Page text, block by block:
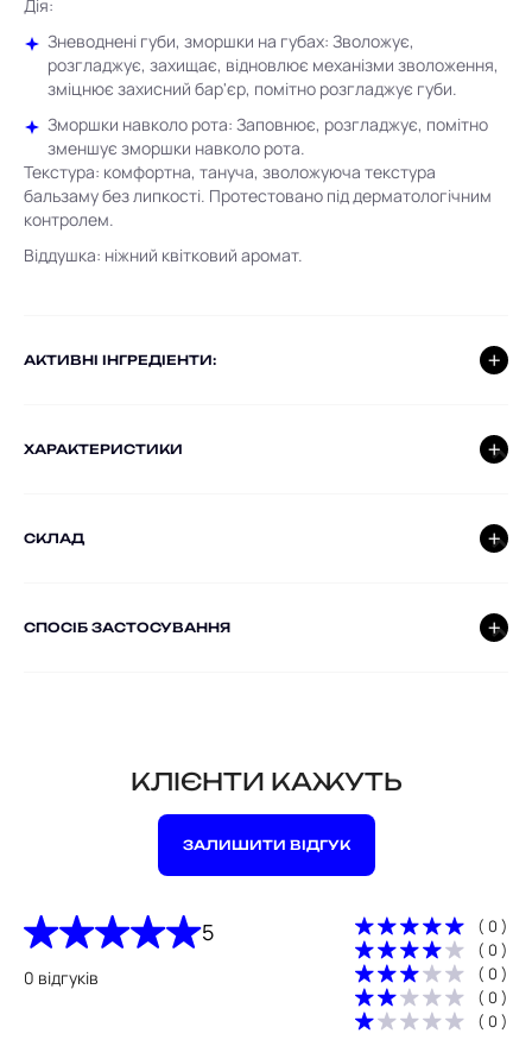
Дія:
Зневоднені губи, зморшки на губах: Зволожує,
розгладжує, захищає, відновлює механізми зволоження,
зміцнює захисний бар'єр, помітно розгладжує губи.
Зморшки навколо рота: Заповнює, розгладжує, помітно
зменшує зморшки навколо рота.
Текстура: комфортна, тануча, зволожуюча текстура
бальзаму без липкості. Протестовано під дерматологічним
контролем.
Віддушка: ніжний квітковий аромат.
AКТИВНІ ІНГРЕДІЕНТИ:
ХАРАКТЕРИСТИКИ
СКЛАД
СПОСІБ ЗАСТОСУВАННЯ
КЛІЄНТИ КАЖУТЬ
ЗАЛИШИТИ ВІДГУК
5
0 відгуків
( 0 )
( 0 )
( 0 )
( 0 )
( 0 )